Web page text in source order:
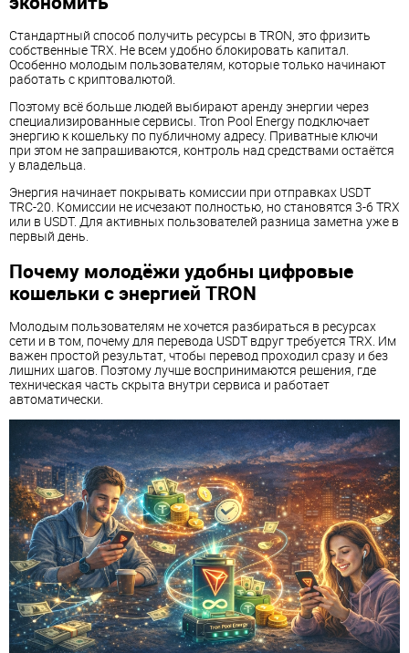
Стандартный способ получить ресурсы в TRON, это фризить
собственные TRX. Не всем удобно блокировать капитал.
Особенно молодым пользователям, которые только начинают
работать с криптовалютой.
Поэтому всё больше людей выбирают аренду энергии через
специализированные сервисы. Tron Pool Energy подключает
энергию к кошельку по публичному адресу. Приватные ключи
при этом не запрашиваются, контроль над средствами остаётся
у владельца.
Энергия начинает покрывать комиссии при отправках USDT
TRC-20. Комиссии не исчезают полностью, но становятся 3-6 TRX
или в USDT. Для активных пользователей разница заметна уже в
первый день.
Почему молодёжи удобны цифровые
кошельки с энергией TRON
Молодым пользователям не хочется разбираться в ресурсах
сети и в том, почему для перевода USDT вдруг требуется TRX. Им
важен простой результат, чтобы перевод проходил сразу и без
лишних шагов. Поэтому лучше воспринимаются решения, где
техническая часть скрыта внутри сервиса и работает
автоматически.